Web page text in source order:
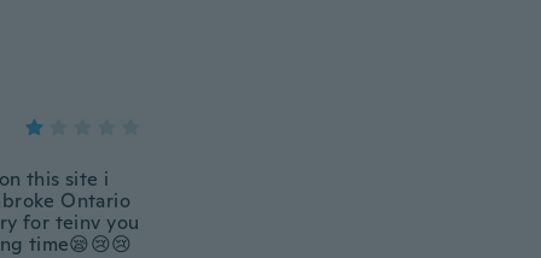
this site i
Ontario
for teinv you
time😪😢😢